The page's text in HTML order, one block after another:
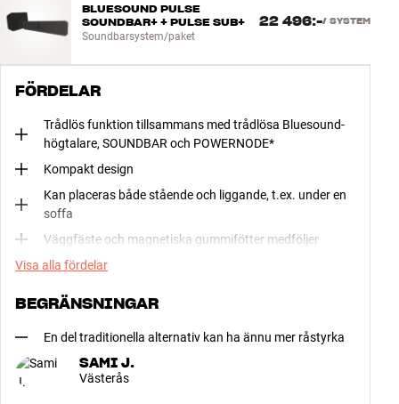
BLUESOUND PULSE
SOUNDBAR+ + PULSE SUB+
Soundbarsystem/paket
22 496:-/ SYSTEM
FÖRDELAR
Trådlös funktion tillsammans med trådlösa Bluesound-
högtalare, SOUNDBAR och POWERNODE*
Kompakt design
Kan placeras både stående och liggande, t.ex. under en
soffa
Väggfäste och magnetiska gummifötter medföljer
Visa alla fördelar
BEGRÄNSNINGAR
En del traditionella alternativ kan ha ännu mer råstyrka
SAMI J.
Västerås